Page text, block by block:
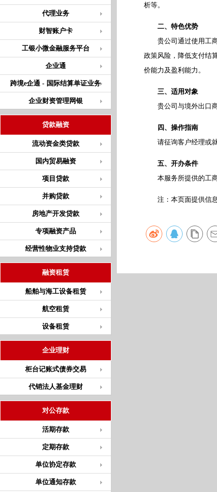
代理业务
财智账户卡
工银小微金融服务平台
企业通
跨境e企通 - 国际结算单证业务
企业财资管理网银
贷款融资
流动资金类贷款
国内贸易融资
项目贷款
并购贷款
房地产开发贷款
专项融资产品
经营性物业支持贷款
融资租赁
船舶与海工设备租赁
航空租赁
设备租赁
企业理财
柜台记账式债券交易
代销法人基金理财
对公存款
活期存款
定期存款
单位协定存款
单位通知存款
析等。
二、特色优势
贵公司通过使用工商
政策风险，降低支付结
价能力及盈利能力。
三、适用对象
贵公司与境外出口商
四、操作指南
请征询客户经理或就
五、开办条件
本服务所提供的工商
注：本页面提供信息